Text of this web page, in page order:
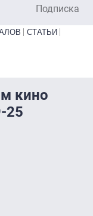
Подписка
СТАТЬИ
кино
25